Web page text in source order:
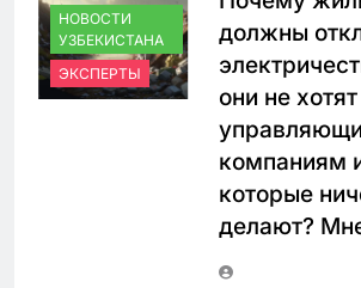
НОВОСТИ
УЗБЕКИСТАНА
ЭКСПЕРТЫ
должны
они не
компаниям
которые
делают?